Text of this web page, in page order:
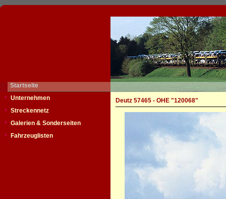
Startseite
Unternehmen
Streckennetz
Galerien & Sonderseiten
Fahrzeuglisten
Deutz 57465 - OHE "120068"